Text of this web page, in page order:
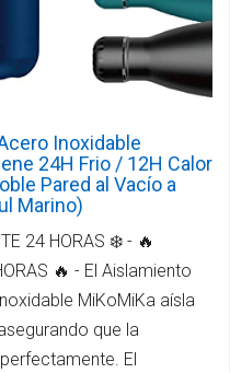
Inoxidable
24H Frio / 12H Calor
Pared al Vacío a
Marino)
24 HORAS ❄️ - 🔥
🔥 - El Aislamiento
MiKoMiKa aísla
que la
El